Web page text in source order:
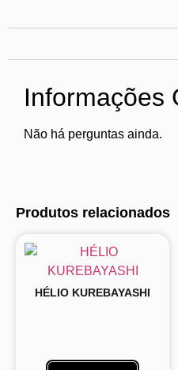
Informações
Não há perguntas ainda.
Produtos relacionados
HÉLIO KUREBAYASHI